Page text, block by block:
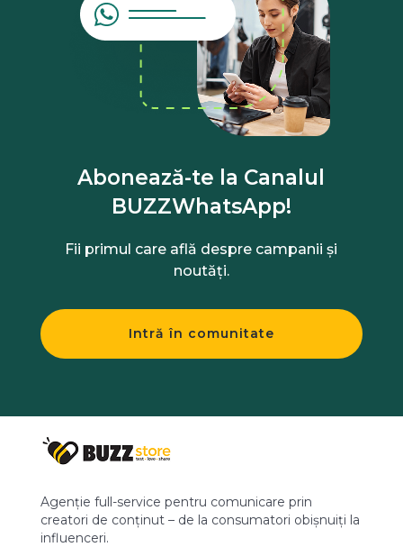
Abonează-te la Canalul
BUZZWhatsApp!
Fii primul care află despre campanii și
noutăți.
Intră în comunitate
Agenție full-service pentru comunicare prin
creatori de conținut – de la consumatori obișnuiți la
influenceri.